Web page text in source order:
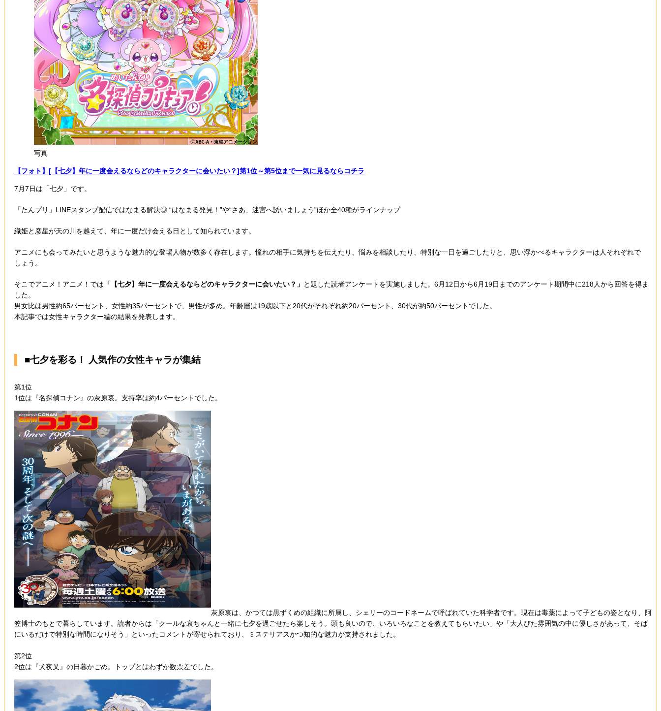
写真
【フォト】[【七夕】年に一度会えるならどのキャラクターに会いたい？]第1位～第5位まで一気に見るならコチラ
7月7日は「七夕」です。
「たんプリ」LINEスタンプ配信ではなまる解決◎ “はなまる発見！”や“さあ、迷宮へ誘いましょう”ほか全40種がラインナップ
織姫と彦星が天の川を越えて、年に一度だけ会える日として知られています。
アニメにも会ってみたいと思うような魅力的な登場人物が数多く存在します。憧れの相手に気持ちを伝えたり、悩みを相談したり、特別な一日を過ごしたりと、思い浮かべるキャラクターは人それぞれで
しょう。
そこでアニメ！アニメ！では 「【七夕】年に一度会えるならどのキャラクターに会いたい？」 と題した読者アンケートを実施しました。6月12日から6月19日までのアンケート期間中に218人から回答を得ま
した。
男女比は男性約65パーセント、女性約35パーセントで、男性が多め。年齢層は19歳以下と20代がそれぞれ約20パーセント、30代が約50パーセントでした。
本記事では女性キャラクター編の結果を発表します。
■七夕を彩る！ 人気作の女性キャラが集結
第1位
1位は『名探偵コナン』の灰原哀。支持率は約4パーセントでした。
灰原哀は、かつては黒ずくめの組織に所属し、シェリーのコードネームで呼ばれていた科学者です。現在は毒薬によって子どもの姿となり、阿
笠博士のもとで暮らしています。読者からは「クールな哀ちゃんと一緒に七夕を過ごせたら楽しそう。頭も良いので、いろいろなことを教えてもらいたい」や「大人びた雰囲気の中に優しさがあって、そば
にいるだけで特別な時間になりそう」といったコメントが寄せられており、ミステリアスかつ知的な魅力が支持されました。
第2位
2位は『犬夜叉』の日暮かごめ。トップとはわずか数票差でした。